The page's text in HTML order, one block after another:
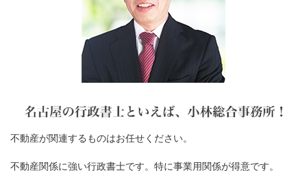
不動産が関連するものはお任せください。
不動産関係に強い行政書士です。特に事業用関係が得意です。